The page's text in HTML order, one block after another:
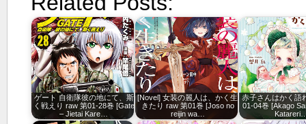
ゲート 自衛隊彼の地にて、斯
く戦えり raw 第01-28巻 [Gate
– Jietai Kare…
[Novel] 女装の麗人は、かく生
きたり raw 第01巻 [Joso no
reijin wa…
赤子さんはかく語
01-04巻 [Akago